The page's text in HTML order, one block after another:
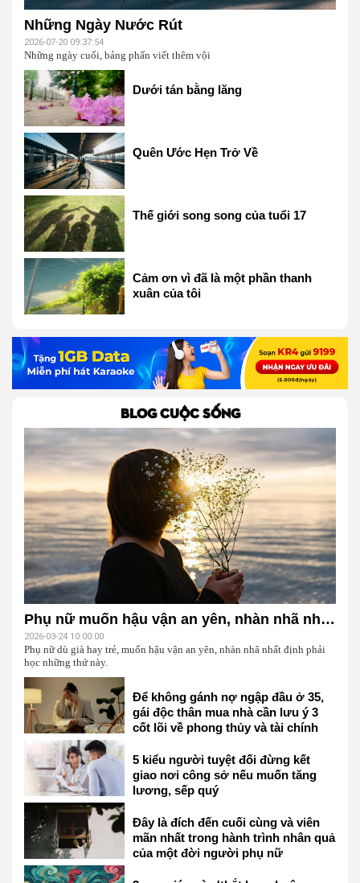
Những Ngày Nước Rút
2026-07-20 09:37:54
Những ngày cuối, bảng phấn viết thêm vội
Dưới tán bằng lăng
Quên Ước Hẹn Trở Về
Thế giới song song của tuổi 17
Cảm ơn vì đã là một phần thanh
xuân của tôi
BLOG CUỘC SỐNG
Phụ nữ muốn hậu vận an yên, nhàn nhã nhất định phải học những thứ này
2026-03-24 10:00:00
Phụ nữ dù già hay trẻ, muốn hậu vận an yên, nhàn nhã nhất định phải
học những thứ này.
Để không gánh nợ ngập đầu ở 35,
gái độc thân mua nhà cần lưu ý 3
cốt lõi về phong thủy và tài chính
5 kiểu người tuyệt đối đừng kết
giao nơi công sở nếu muốn tăng
lương, sếp quý
Đây là đích đến cuối cùng và viên
mãn nhất trong hành trình nhân quả
của một đời người phụ nữ